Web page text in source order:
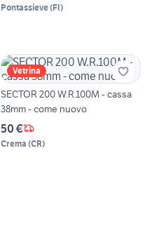
Pontassieve(FI)
Vetrina
SECTOR 200 W.R.100M - cassa
38mm - come nuovo
50 €
Crema (CR)